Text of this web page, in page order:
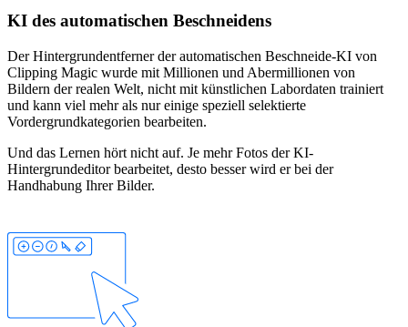
KI des automatischen Beschneidens
Der Hintergrundentferner der automatischen Beschneide-KI von
Clipping Magic wurde mit Millionen und Abermillionen von
Bildern der realen Welt, nicht mit künstlichen Labordaten trainiert
und kann viel mehr als nur einige speziell selektierte
Vordergrundkategorien bearbeiten.
Und das Lernen hört nicht auf. Je mehr Fotos der KI-
Hintergrundeditor bearbeitet, desto besser wird er bei der
Handhabung Ihrer Bilder.